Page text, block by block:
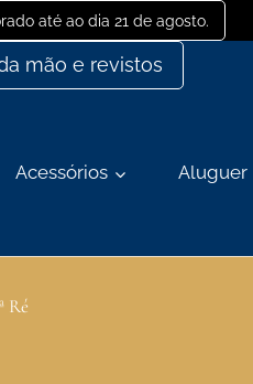
até ao dia 21 de agosto.
mão e revistos
Acessórios Aluguer
Ré